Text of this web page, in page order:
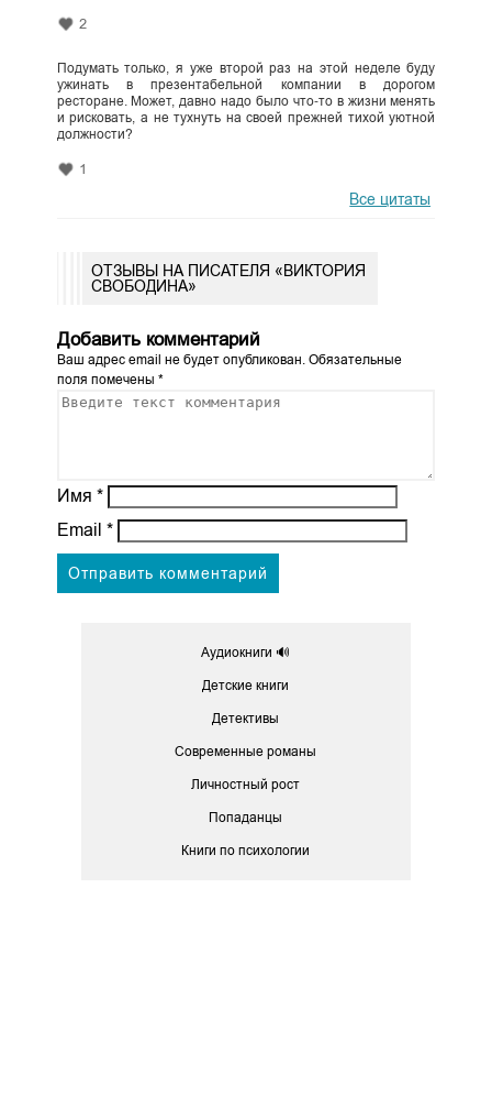
2
Подумать только, я уже второй раз на этой неделе буду
ужинать в презентабельной компании в дорогом
ресторане. Может, давно надо было что‑то в жизни менять
и рисковать, а не тухнуть на своей прежней тихой уютной
должности?
1
Все цитаты
ОТЗЫВЫ НА ПИСАТЕЛЯ «ВИКТОРИЯ
СВОБОДИНА»
Добавить комментарий
Ваш адрес email не будет опубликован.Обязательные
поля помечены *
Имя *
Email *
Аудиокниги 🔊
Детские книги
Детективы
Современные романы
Личностный рост
Попаданцы
Книги по психологии